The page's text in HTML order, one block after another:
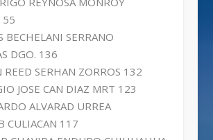
BECHELANI SERRANO
DGO. 136
SERHAN ZORROS 132
JOSE CAN DIAZ MRT 123
ALVARAD URREA
CULIACAN 117